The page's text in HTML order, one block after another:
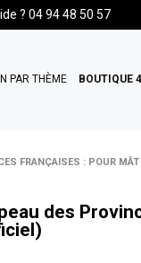
? 04 94 48 50 57
PAR THÈME BOUTIQUE
FRANÇAISES : POUR
des